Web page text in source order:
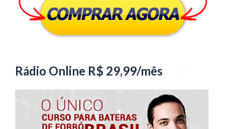
Rádio Online R$ 29,99/mês